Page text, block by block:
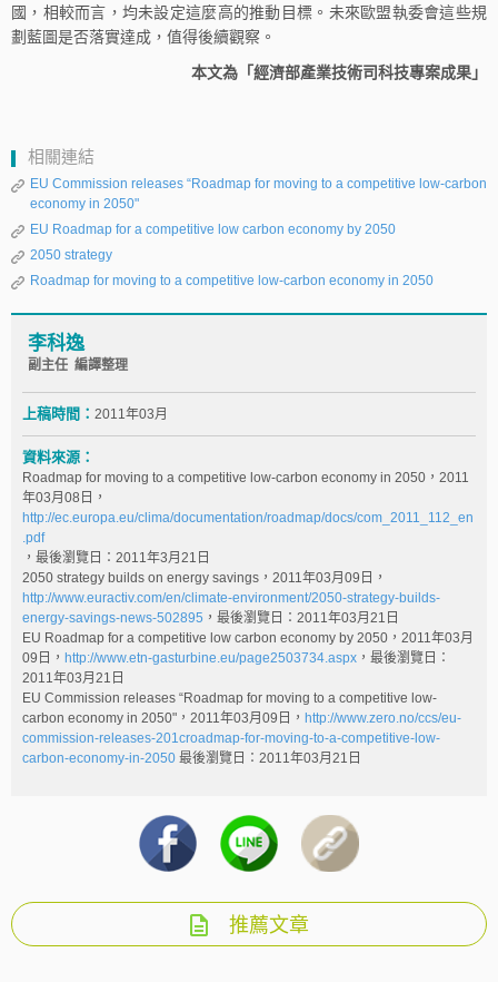
國，相較而言，均未設定這麼高的推動目標。未來歐盟執委會這些規
劃藍圖是否落實達成，值得後續觀察。
本文為「經濟部產業技術司科技專案成果」
相關連結
EU Commission releases “Roadmap for moving to a competitive low-carbon
economy in 2050"
EU Roadmap for a competitive low carbon economy by 2050
2050 strategy
Roadmap for moving to a competitive low-carbon economy in 2050
李科逸
副主任 編譯整理
上稿時間： 2011年03月
資料來源：
Roadmap for moving to a competitive low-carbon economy in 2050，2011
年03月08日，
http://ec.europa.eu/clima/documentation/roadmap/docs/com_2011_112_en
.pdf
，最後瀏覽日：2011年3月21日
2050 strategy builds on energy savings，2011年03月09日，
http://www.euractiv.com/en/climate-environment/2050-strategy-builds-
energy-savings-news-502895 ，最後瀏覽日：2011年03月21日
EU Roadmap for a competitive low carbon economy by 2050，2011年03月
09日， http://www.etn-gasturbine.eu/page2503734.aspx ，最後瀏覽日：
2011年03月21日
EU Commission releases “Roadmap for moving to a competitive low-
carbon economy in 2050"，2011年03月09日， http://www.zero.no/ccs/eu-
commission-releases-201croadmap-for-moving-to-a-competitive-low-
carbon-economy-in-2050 最後瀏覽日：2011年03月21日
推薦文章